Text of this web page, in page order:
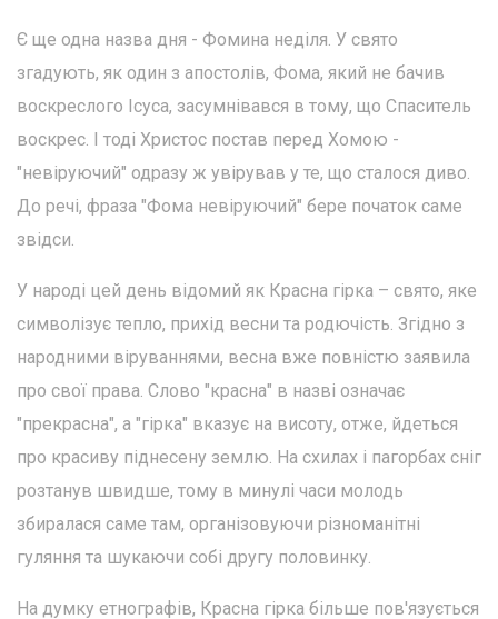
Є ще одна назва дня - Фомина неділя. У свято
згадують, як один з апостолів, Фома, який не бачив
воскреслого Ісуса, засумнівався в тому, що Спаситель
воскрес. І тоді Христос постав перед Хомою -
"невіруючий" одразу ж увірував у те, що сталося диво.
До речі, фраза "Фома невіруючий" бере початок саме
звідси.
У народі цей день відомий як Красна гірка – свято, яке
символізує тепло, прихід весни та родючість. Згідно з
народними віруваннями, весна вже повністю заявила
про свої права. Слово "красна" в назві означає
"прекрасна", а "гірка" вказує на висоту, отже, йдеться
про красиву піднесену землю. На схилах і пагорбах сніг
розтанув швидше, тому в минулі часи молодь
збиралася саме там, організовуючи різноманітні
гуляння та шукаючи собі другу половинку.
На думку етнографів, Красна гірка більше пов'язується